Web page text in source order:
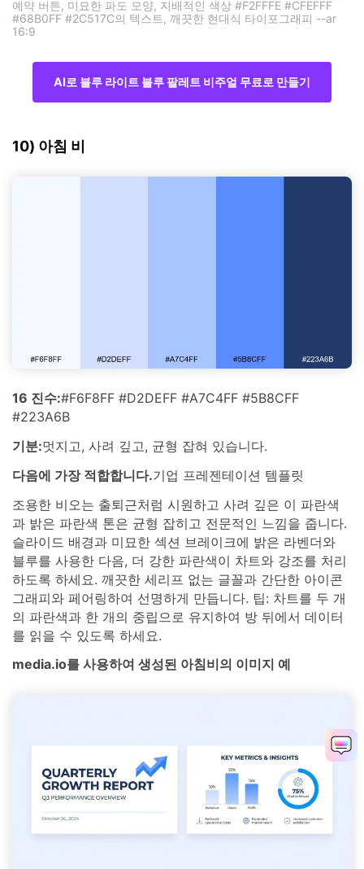
예약 버튼, 미묘한 파도 모양, 지배적인 색상 #F2FFFE #CFEFFF
#68B0FF #2C517C의 텍스트, 깨끗한 현대식 타이포그래피 --ar
16:9
AI로 블루 라이트 블루 팔레트 비주얼 무료로 만들기
10) 아침 비
16 진수:#F6F8FF #D2DEFF #A7C4FF #5B8CFF
#223A6B
기분:멋지고, 사려 깊고, 균형 잡혀 있습니다.
다음에 가장 적합합니다.기업 프레젠테이션 템플릿
조용한 비오는 출퇴근처럼 시원하고 사려 깊은 이 파란색
과 밝은 파란색 톤은 균형 잡히고 전문적인 느낌을 줍니다.
슬라이드 배경과 미묘한 섹션 브레이크에 밝은 라벤더와
블루를 사용한 다음, 더 강한 파란색이 차트와 강조를 처리
하도록 하세요. 깨끗한 세리프 없는 글꼴과 간단한 아이콘
그래피와 페어링하여 선명하게 만듭니다. 팁: 차트를 두 개
의 파란색과 한 개의 중립으로 유지하여 방 뒤에서 데이터
를 읽을 수 있도록 하세요.
media.io를 사용하여 생성된 아침비의 이미지 예